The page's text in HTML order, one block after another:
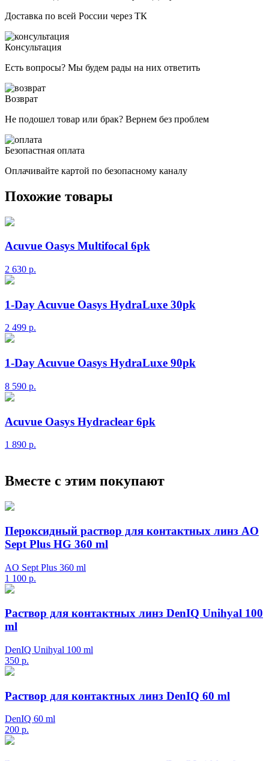
Доставка по всей России через ТК
Консультация
Есть вопросы? Мы будем рады на них ответить
Возврат
Не подошел товар или брак? Вернем без проблем
Безопастная оплата
Оплачивайте картой по безопасному каналу
Похожие товары
Acuvue Oasys Multifocal 6pk
2 630 р.
1-Day Acuvue Oasys HydraLuxe 30pk
2 499 р.
1-Day Acuvue Oasys HydraLuxe 90pk
8 590 р.
Acuvue Oasys Hydraclear 6pk
1 890 р.
Вместе с этим покупают
Пероксидный раствор для контактных линз AO
Sept Plus HG 360 ml
AO Sept Plus 360 ml
1 100 р.
Раствор для контактных линз DenIQ Unihyal 100
ml
DenIQ Unihyal 100 ml
350 р.
Раствор для контактных линз DenIQ 60 ml
DenIQ 60 ml
200 р.